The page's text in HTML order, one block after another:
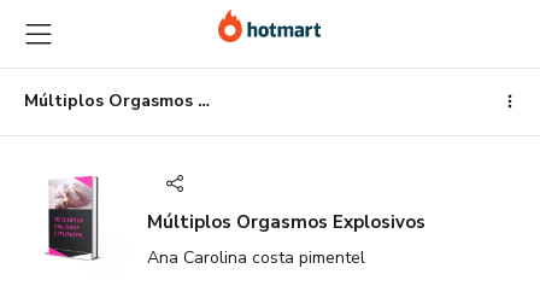
para
o
conteúdo
principal
para
o
pagamento
para
o
rodapé
Múltiplos Orgasmos Explosivos
Múltiplos Orgasmos Explosivos
Ana Carolina costa pimentel